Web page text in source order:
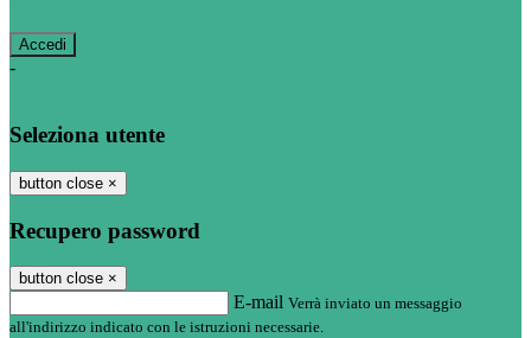
-
Seleziona utente
button close ×
Recupero password
button close ×
E-mail Verrà inviato un messaggio
all'indirizzo indicato con le istruzioni necessarie.